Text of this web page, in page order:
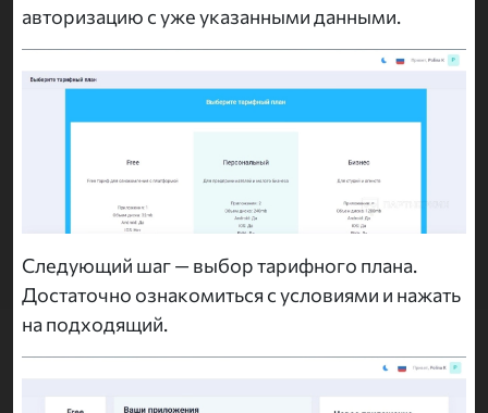
авторизацию с уже указанными данными.
Следующий шаг — выбор тарифного плана.
Достаточно ознакомиться с условиями и нажать
на подходящий.